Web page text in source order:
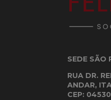
SEDE SÃO
RUA DR.
ANDAR,
CEP: